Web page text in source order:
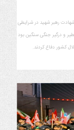
رهبر شهید در شرایطی
و درگیر جنگی سنگین بود
کشور دفاع کردند.